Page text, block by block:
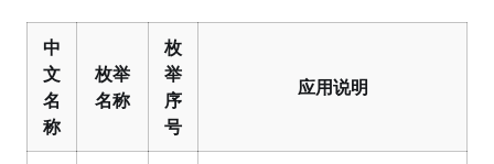
中
文
名
称
枚举
名称
枚
举
序
号
应用说明